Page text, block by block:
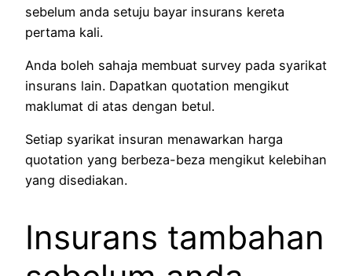
sebelum anda setuju bayar insurans kereta
pertama kali.
Anda boleh sahaja membuat survey pada syarikat
insurans lain. Dapatkan quotation mengikut
maklumat di atas dengan betul.
Setiap syarikat insuran menawarkan harga
quotation yang berbeza-beza mengikut kelebihan
yang disediakan.
Insurans tambahan